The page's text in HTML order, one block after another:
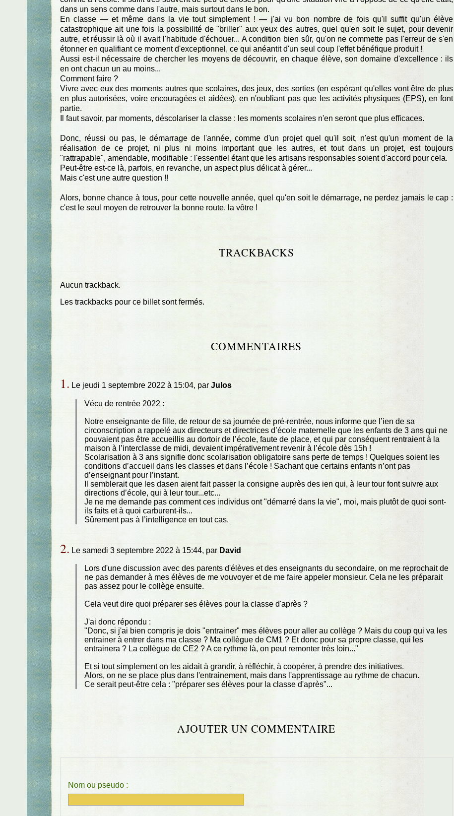
dans un sens comme dans l'autre, mais surtout dans le bon.
En classe — et même dans la vie tout simplement ! — j'ai vu bon nombre de fois qu'il suffit qu'un élève
catastrophique ait une fois la possibilité de "briller" aux yeux des autres, quel qu'en soit le sujet, pour devenir
autre, et réussir là où il avait l'habitude d'échouer... A condition bien sûr, qu'on ne commette pas l'erreur de s'en
étonner en qualifiant ce moment d'exceptionnel, ce qui anéantit d'un seul coup l'effet bénéfique produit !
Aussi est-il nécessaire de chercher les moyens de découvrir, en chaque élève, son domaine d'excellence : ils
en ont chacun un au moins...
Comment faire ?
Vivre avec eux des moments autres que scolaires, des jeux, des sorties (en espérant qu'elles vont être de plus
en plus autorisées, voire encouragées et aidées), en n'oubliant pas que les activités physiques (EPS), en font
partie.
Il faut savoir, par moments, déscolariser la classe : les moments scolaires n'en seront que plus efficaces.
Donc, réussi ou pas, le démarrage de l'année, comme d'un projet quel qu'il soit, n'est qu'un moment de la
réalisation de ce projet, ni plus ni moins important que les autres, et tout dans un projet, est toujours
"rattrapable", amendable, modifiable : l'essentiel étant que les artisans responsables soient d'accord pour cela.
Peut-être est-ce là, parfois, en revanche, un aspect plus délicat à gérer...
Mais c'est une autre question !!
Alors, bonne chance à tous, pour cette nouvelle année, quel qu'en soit le démarrage, ne perdez jamais le cap :
c'est le seul moyen de retrouver la bonne route, la vôtre !
TRACKBACKS
Aucun trackback.
Les trackbacks pour ce billet sont fermés.
COMMENTAIRES
1. Le jeudi 1 septembre 2022 à 15:04, par Julos
Vécu de rentrée 2022 :
Notre enseignante de fille, de retour de sa journée de pré-rentrée, nous informe que l’ien de sa
circonscription a rappelé aux directeurs et directrices d’école maternelle que les enfants de 3 ans qui ne
pouvaient pas être accueillis au dortoir de l’école, faute de place, et qui par conséquent rentraient à la
maison à l’interclasse de midi, devaient impérativement revenir à l’école dès 15h !
Scolarisation à 3 ans signifie donc scolarisation obligatoire sans perte de temps ! Quelques soient les
conditions d’accueil dans les classes et dans l’école ! Sachant que certains enfants n’ont pas
d’enseignant pour l’instant.
Il semblerait que les dasen aient fait passer la consigne auprès des ien qui, à leur tour font suivre aux
directions d’école, qui à leur tour...etc...
Je ne me demande pas comment ces individus ont "démarré dans la vie", moi, mais plutôt de quoi sont-
ils faits et à quoi carburent-ils...
Sûrement pas à l’intelligence en tout cas.
2. Le samedi 3 septembre 2022 à 15:44, par David
Lors d'une discussion avec des parents d'élèves et des enseignants du secondaire, on me reprochait de
ne pas demander à mes élèves de me vouvoyer et de me faire appeler monsieur. Cela ne les préparait
pas assez pour le collège ensuite.
Cela veut dire quoi préparer ses élèves pour la classe d'après ?
J'ai donc répondu :
"Donc, si j'ai bien compris je dois "entrainer" mes élèves pour aller au collège ? Mais du coup qui va les
entrainer à entrer dans ma classe ? Ma collègue de CM1 ? Et donc pour sa propre classe, qui les
entrainera ? La collègue de CE2 ? A ce rythme là, on peut remonter très loin..."
Et si tout simplement on les aidait à grandir, à réfléchir, à coopérer, à prendre des initiatives.
Alors, on ne se place plus dans l'entrainement, mais dans l'apprentissage au rythme de chacun.
Ce serait peut-être cela : "préparer ses élèves pour la classe d'après"...
AJOUTER UN COMMENTAIRE
Nom ou pseudo :